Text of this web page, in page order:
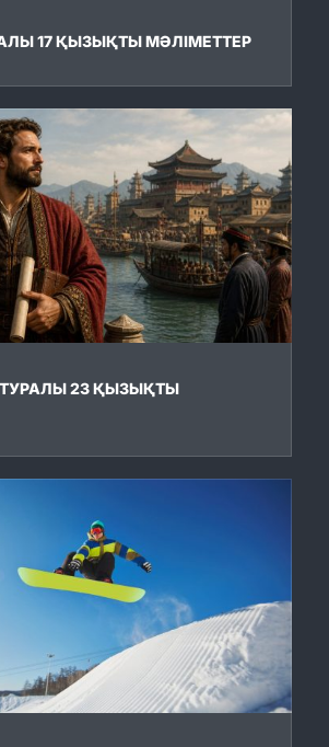
17 ҚЫЗЫҚТЫ МӘЛІМЕТТЕР
23 ҚЫЗЫҚТЫ